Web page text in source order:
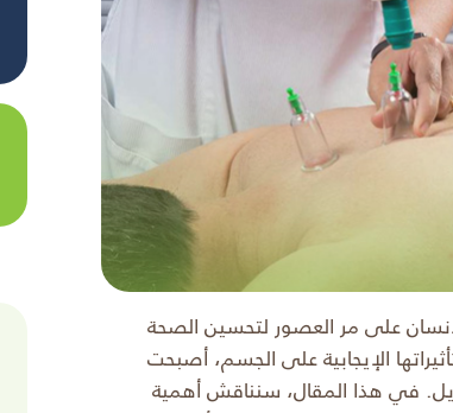
على مر العصور لتحسين الصحة
الإيجابية على الجسم، أصبحت
في هذا المقال، سنناقش أهمية